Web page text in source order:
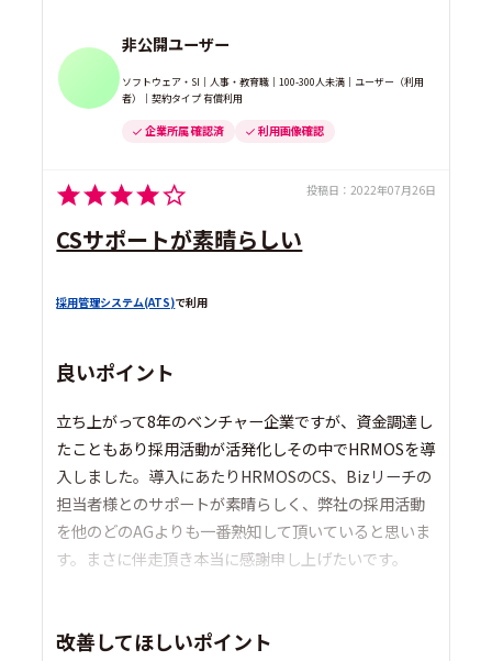
非公開ユーザー
ソフトウェア・SI｜人事・教育職｜100-300人未満｜ユーザー（利用
者）｜契約タイプ 有償利用
企業所属 確認済 利用画像確認
投稿日： 2022年07月26日
CSサポートが素晴らしい
採用管理システム(ATS)で利用
良いポイント
立ち上がって8年のベンチャー企業ですが、資金調達し
たこともあり採用活動が活発化しその中でHRMOSを導
入しました。導入にあたりHRMOSのCS、Bizリーチの
担当者様とのサポートが素晴らしく、弊社の採用活動
を他のどのAGよりも一番熟知して頂いていると思いま
す。まさに伴走頂き本当に感謝申し上げたいです。
改善してほしいポイント